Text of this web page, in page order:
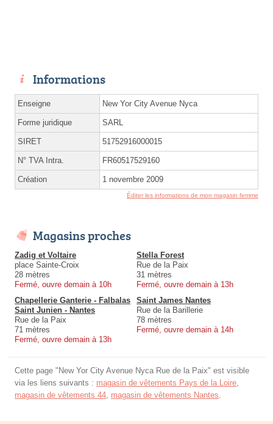
Informations
Enseigne New Yor City Avenue Nyca
Forme juridique SARL
SIRET 51752916000015
N° TVA Intra. FR60517529160
Création 1 novembre 2009
Éditer les informations de mon magasin femme
Magasins proches
Zadig et Voltaire
place Sainte-Croix
28 mètres
Fermé, ouvre demain à 10h
Stella Forest
Rue de la Paix
31 mètres
Fermé, ouvre demain à 13h
Chapellerie Ganterie - Falbalas
Saint Junien - Nantes
Rue de la Paix
71 mètres
Fermé, ouvre demain à 13h
Saint James Nantes
Rue de la Barillerie
78 mètres
Fermé, ouvre demain à 14h
Cette page "New Yor City Avenue Nyca Rue de la Paix" est visible
via les liens suivants : magasin de vêtements Pays de la Loire
magasin de vêtements 44 magasin de vêtements Nantes